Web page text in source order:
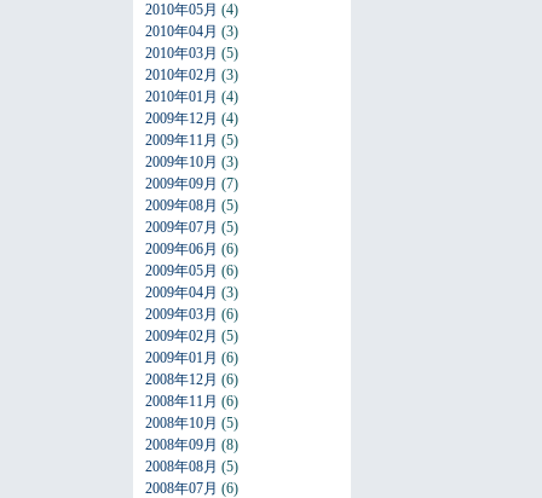
2010年05月 (4)
2010年04月 (3)
2010年03月 (5)
2010年02月 (3)
2010年01月 (4)
2009年12月 (4)
2009年11月 (5)
2009年10月 (3)
2009年09月 (7)
2009年08月 (5)
2009年07月 (5)
2009年06月 (6)
2009年05月 (6)
2009年04月 (3)
2009年03月 (6)
2009年02月 (5)
2009年01月 (6)
2008年12月 (6)
2008年11月 (6)
2008年10月 (5)
2008年09月 (8)
2008年08月 (5)
2008年07月 (6)